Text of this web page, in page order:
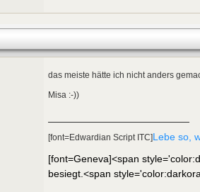
das meiste hätte ich nicht anders
Misa :-))
[font=Edwardian Script ITC]Lebe so,
[font=Geneva]<span
besiegt.<span